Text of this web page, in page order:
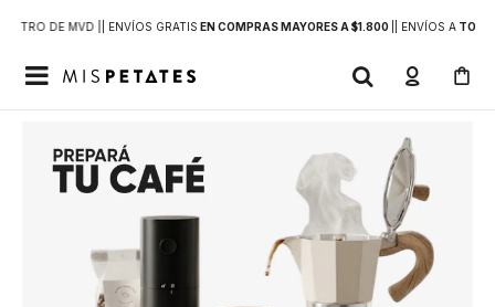
DE MVD | | ENVÍOS GRATIS EN COMPRAS MAYORES A $1.800 | ENVÍOS ATODO
